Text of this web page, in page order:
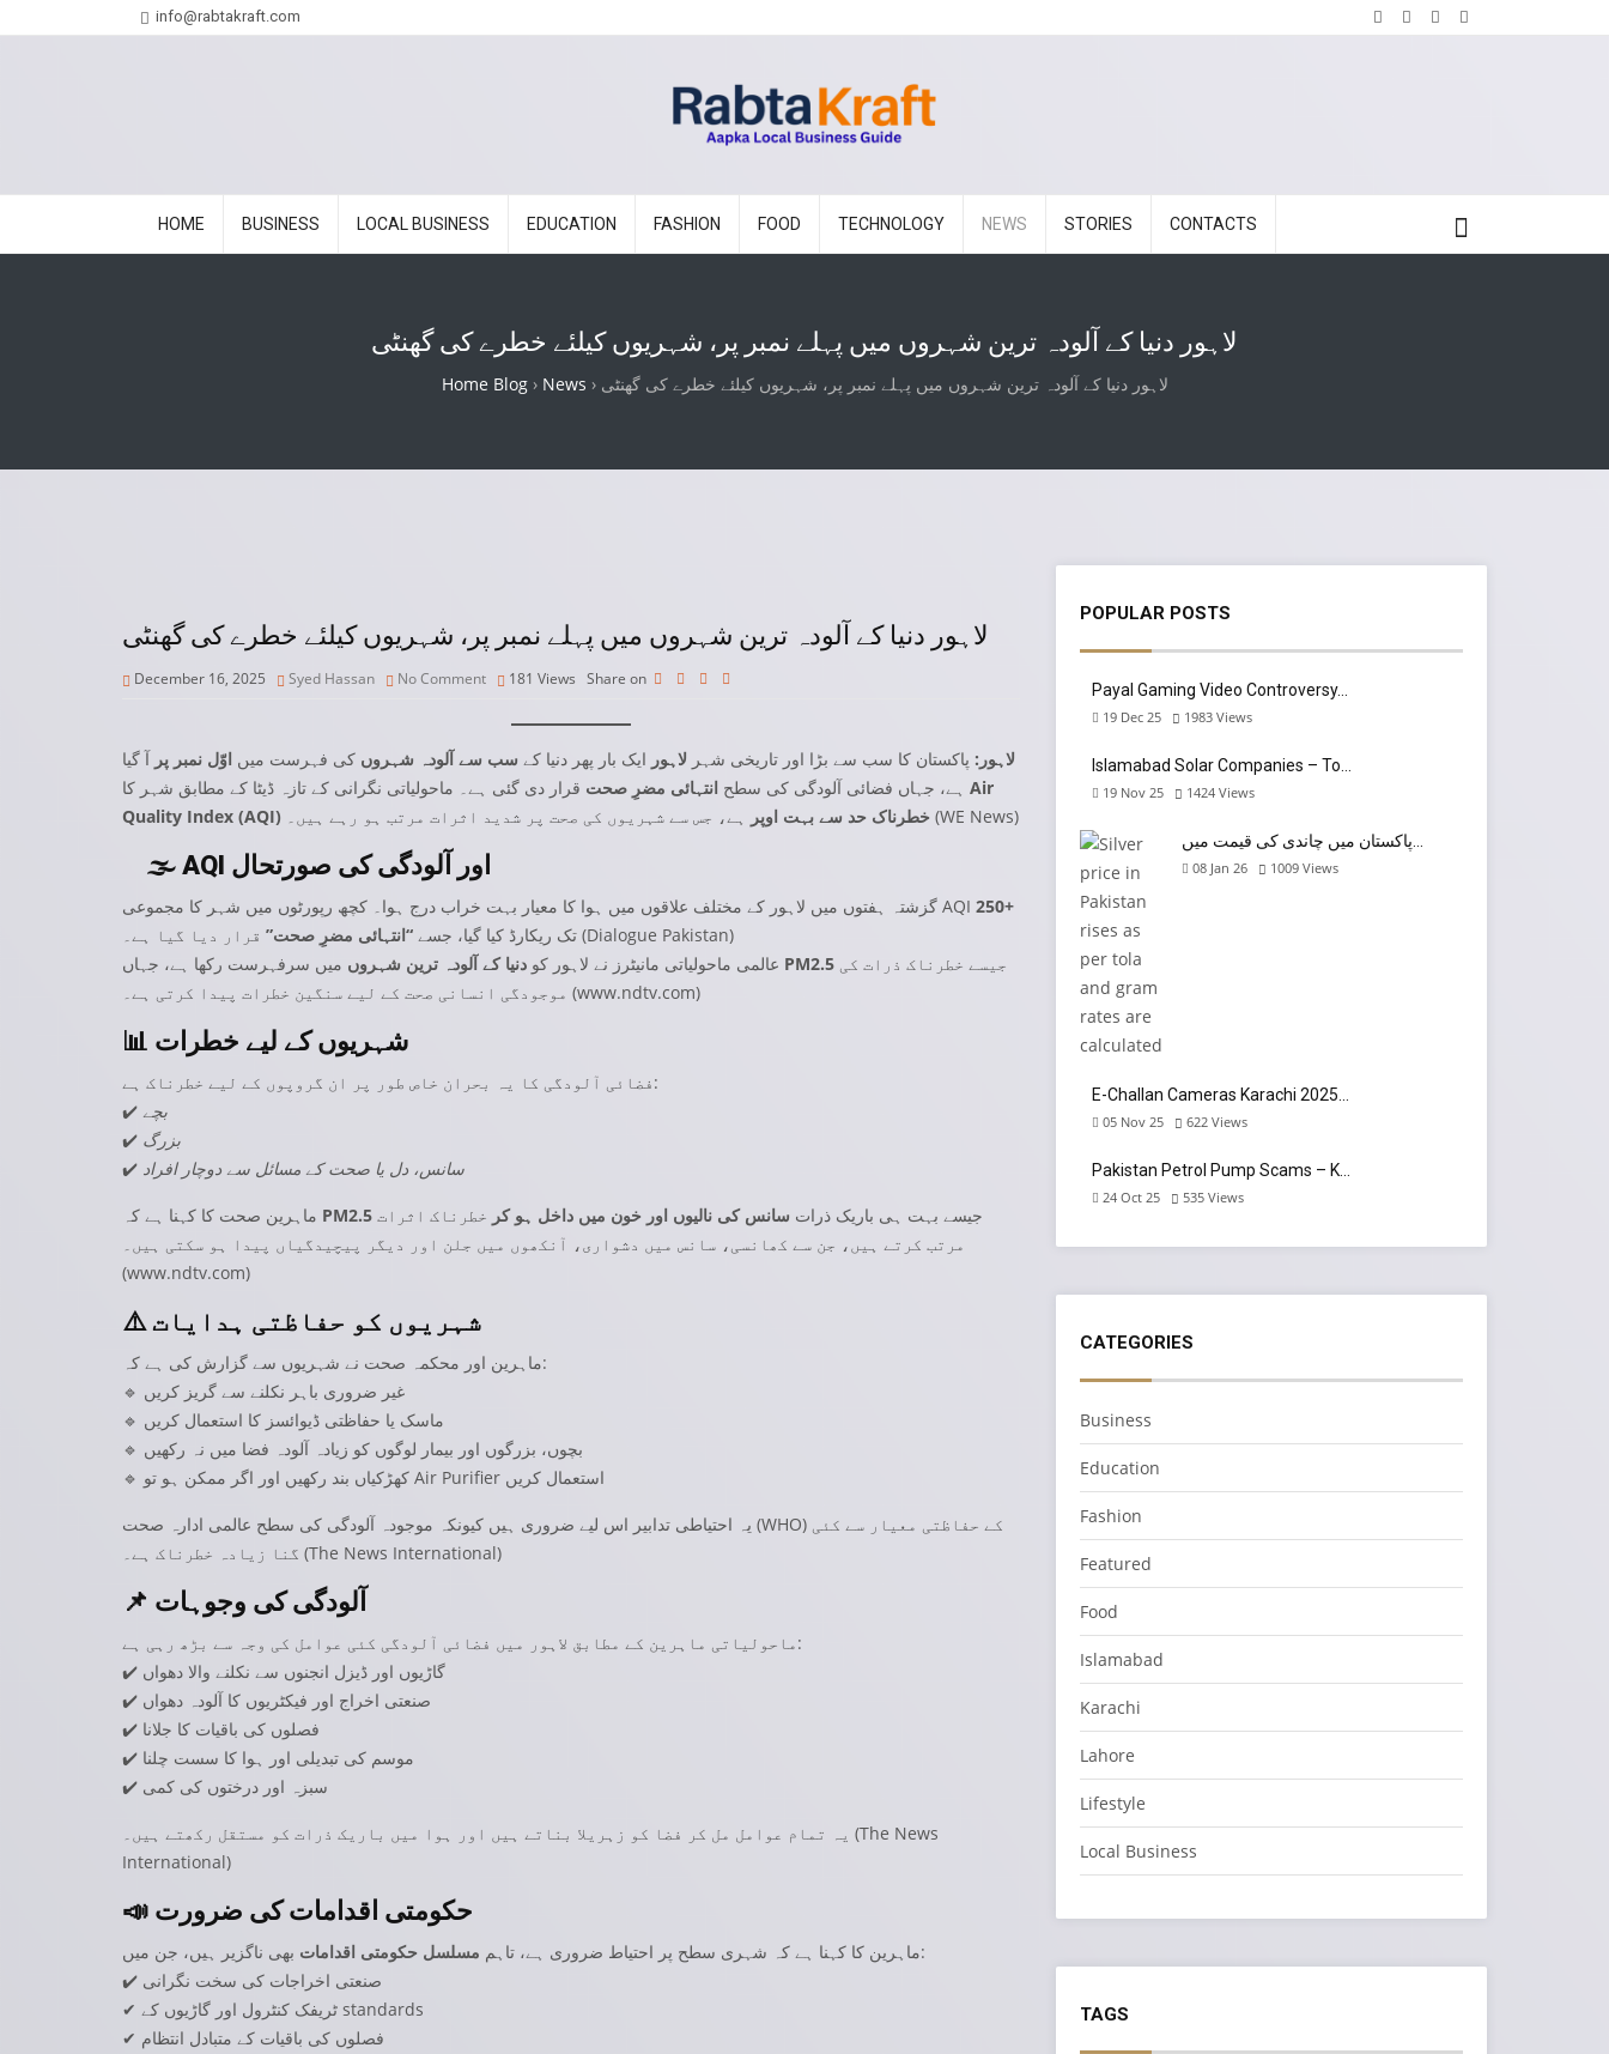
info@rabtakraft.com
HOME BUSINESS LOCAL BUSINESS EDUCATION FASHION FOOD TECHNOLOGY NEWS STORIES CONTACTS
لاہور دنیا کے آلودہ ترین شہروں میں پہلے نمبر پر، شہریوں کیلئے خطرے کی گھنٹی
Home Blog› News › لاہور دنیا کے آلودہ ترین شہروں میں پہلے نمبر پر، شہریوں کیلئے خطرے کی گھنٹی
لاہور دنیا کے آلودہ ترین شہروں میں پہلے نمبر پر، شہریوں کیلئے خطرے کی گھنٹی
December 16, 2025 Syed Hassan No Comment 181 Views Share on
لاہور: پاکستان کا سب سے بڑا اور تاریخی شہر لاہور ایک بار پھر دنیا کے سب سے آلودہ شہروں کی فہرست میں اوّل نمبر پر آ گیا
ہے، جہاں فضائی آلودگی کی سطح انتہائی مضرِ صحت
Air
Quality Index (AQI) خطرناک حد سے بہت اوپر ہے، جس سے شہریوں کی صحت پر شدید اثرات مرتب ہو رہے ہیں۔ (WE News)
🌫️ AQI اور آلودگی کی صورتحال
گزشتہ ہفتوں میں لاہور کے مختلف علاقوں میں ہوا کا معیار بہت خراب درج ہوا۔ کچھ رپورٹوں میں شہر کا مجموعی AQI 250+
تک ریکارڈ کیا گیا، جسے “انتہائی مضرِ صحت” قرار دیا گیا ہے۔ (Dialogue Pakistan)
عالمی ماحولیاتی مانیٹرز نے لاہور کو دنیا کے آلودہ ترین شہروں PM2.5
موجودگی انسانی صحت کے لیے سنگین خطرات پیدا کرتی ہے۔ (www.ndtv.com)
📊 شہریوں کے لیے خطرات
فضائی آلودگی کا یہ بحران خاص طور پر ان گروپوں کے لیے خطرناک ہے:
✔️ بچے
✔️ بزرگ
✔️ سانس، دل یا صحت کے مسائل سے دوچار افراد
PM2.5 جیسے بہت ہی باریک ذرات سانس کی نالیوں اور خون میں داخل ہو کر خطرناک اثرات
مرتب کرتے ہیں، جن سے کھانسی، سانس میں دشواری، آنکھوں میں جلن اور دیگر پیچیدگیاں پیدا ہو سکتی ہیں۔
(www.ndtv.com)
⚠️شہریوں کو حفاظتی ہدایات
ماہرین اور محکمہ صحت نے شہریوں سے گزارش کی ہے کہ:
🔹 غیر ضروری باہر نکلنے سے گریز کریں
🔹 ماسک یا حفاظتی ڈیوائسز کا استعمال کریں
🔹 بچوں، بزرگوں اور بیمار لوگوں کو زیادہ آلودہ فضا میں نہ رکھیں
🔹 کھڑکیاں بند رکھیں اور اگر ممکن ہو تو Air Purifier استعمال کریں
یہ احتیاطی تدابیر اس لیے ضروری ہیں کیونکہ موجودہ آلودگی کی سطح عالمی ادارہ صحت (WHO) کے حفاظتی معیار سے کئی
گنا زیادہ خطرناک ہے۔ (The News International)
📌 آلودگی کی وجوہات
ماحولیاتی ماہرین کے مطابق لاہور میں فضائی آلودگی کئی عوامل کی وجہ سے بڑھ رہی ہے:
✔️ گاڑیوں اور ڈیزل انجنوں سے نکلنے والا دھواں
✔️ صنعتی اخراج اور فیکٹریوں کا آلودہ دھواں
✔️ فصلوں کی باقیات کا جلانا
✔️ موسم کی تبدیلی اور ہوا کا سست چلنا
✔️ سبزہ اور درختوں کی کمی
یہ تمام عوامل مل کر فضا کو زہریلا بناتے ہیں اور ہوا میں باریک ذرات کو مستقل رکھتے ہیں۔ (The News
International)
📣 حکومتی اقدامات کی ضرورت
ماہرین کا کہنا ہے کہ شہری سطح پر احتیاط ضروری ہے، تاہم مسلسل حکومتی اقدامات
بھی ناگزیر ہیں، جن میں:
✔️ صنعتی اخراجات کی سخت نگرانی
✔ ٹریفک کنٹرول اور گاڑیوں کے standards
✔ فصلوں کی باقیات کے متبادل انتظام
POPULAR POSTS
Payal Gaming Video Controversy…
19 Dec 25 1983 Views
Islamabad Solar Companies – To…
19 Nov 25 1424 Views
08 Jan 26 1009 Views
E-Challan Cameras Karachi 2025…
05 Nov 25 622 Views
Pakistan Petrol Pump Scams – K…
24 Oct 25 535 Views
CATEGORIES
Business
Education
Fashion
Featured
Food
Islamabad
Karachi
Lahore
Lifestyle
Local Business
TAGS